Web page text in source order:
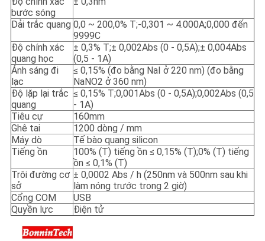
bước sóng
Dải trắc quang 0,0 ~ 200,0% T;-0,301 ~ 4.000A;0,000 đến
9999C
Độ chính xác
quang học
± 0,3% T;± 0,002Abs (0 - 0,5A);± 0,004Abs
(0,5 - 1A)
Ánh sáng đi
lạc
≤ 0,15% (đo bằng NaI ở 220 nm) (đo bằng
NaNO2 ở 360 nm)
Độ lặp lại trắc
quang
≤ 0,15% T;0,001Abs (0 - 0,5A);0,002Abs (0,5
- 1A)
Tiêu cự
160mm
Ghê tai
1200 dòng / mm
Máy dò
Tế bào quang silicon
Tiếng ồn
100% (T) tiếng ồn ≤ 0,15% (T);0% (T) tiếng
ồn ≤ 0,1% (T)
Trôi đường cơ
sở
± 0,0002 Abs / h (250nm và 500nm sau khi
làm nóng trước trong 2 giờ)
Cổng COM
USB
Quyền lực
Điện tử